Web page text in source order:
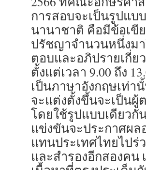
การสอบจะเป็นรูปแบ
นานาชาติ คือมีข้อเขี
ปรัชญาจำนวนหนึ่งมา
ตอบและอภิปรายเกี่ย
ตั้งแต่เวลา 9.00 ถึง
เป็นภาษาอังกฤษเท่
จะแต่งตั้งขึ้นจะเป็นผู้
โดยใช้รูปแบบเดียว
แข่งขันจะประกาศผล
แทนประเทศไทยไป
และสำรองอีกสองคน